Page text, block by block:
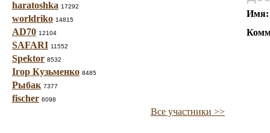
haratoshka 17292
worldriko 14815
AD70 12104
SAFARI 11552
Spektor 8532
Ігор Кузьменко 8485
Рыбак 7377
fischer 6098
Все участники >>
Имя: